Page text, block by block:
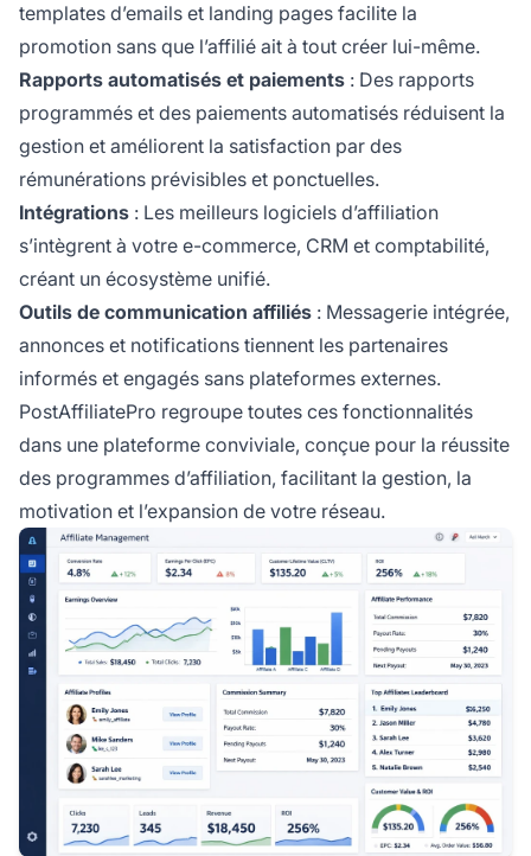
templates d’emails et landing pages facilite la
promotion sans que l’affilié ait à tout créer lui-même.
Rapports automatisés et paiements : Des rapports
programmés et des paiements automatisés réduisent la
gestion et améliorent la satisfaction par des
rémunérations prévisibles et ponctuelles.
Intégrations : Les meilleurs logiciels d’affiliation
s’intègrent à votre e-commerce, CRM et comptabilité,
créant un écosystème unifié.
Outils de communication affiliés : Messagerie intégrée,
annonces et notifications tiennent les partenaires
informés et engagés sans plateformes externes.
PostAffiliatePro regroupe toutes ces fonctionnalités
dans une plateforme conviviale, conçue pour la réussite
des programmes d’affiliation, facilitant la gestion, la
motivation et l’expansion de votre réseau.